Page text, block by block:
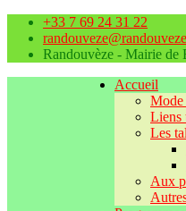
+33 7 69 24 31 22
Randouvèze - Mairie de
Accueil
Mode
Liens
Les
Aux